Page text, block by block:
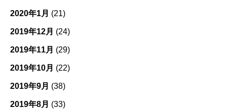
2020年1月 (21)
2019年12月 (24)
2019年11月 (29)
2019年10月 (22)
2019年9月 (38)
2019年8月 (33)